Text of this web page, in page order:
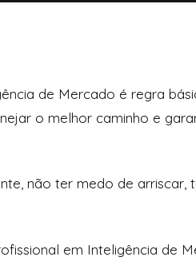
de Mercado é regra
o melhor caminho e
não ter medo de arriscar,
em Inteligência de